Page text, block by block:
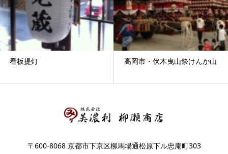
看板提灯 高岡市・伏木曳山祭けんか山
〒600-8068 京都市下京区柳馬場通松原下ル忠庵町303